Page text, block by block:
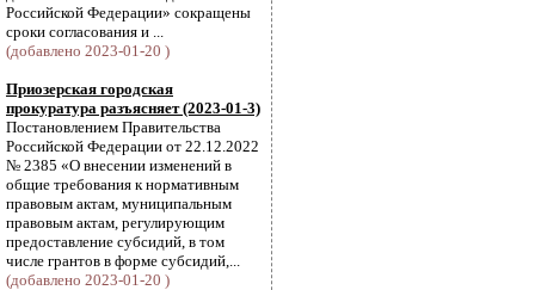
Российской Федерации» сокращены
сроки согласования и ...
(добавлено 2023-01-20 )
Приозерская городская
прокуратура разъясняет (2023-01-3)
Постановлением Правительства
Российской Федерации от 22.12.2022
№ 2385 «О внесении изменений в
общие требования к нормативным
правовым актам, муниципальным
правовым актам, регулирующим
предоставление субсидий, в том
числе грантов в форме субсидий,...
(добавлено 2023-01-20 )